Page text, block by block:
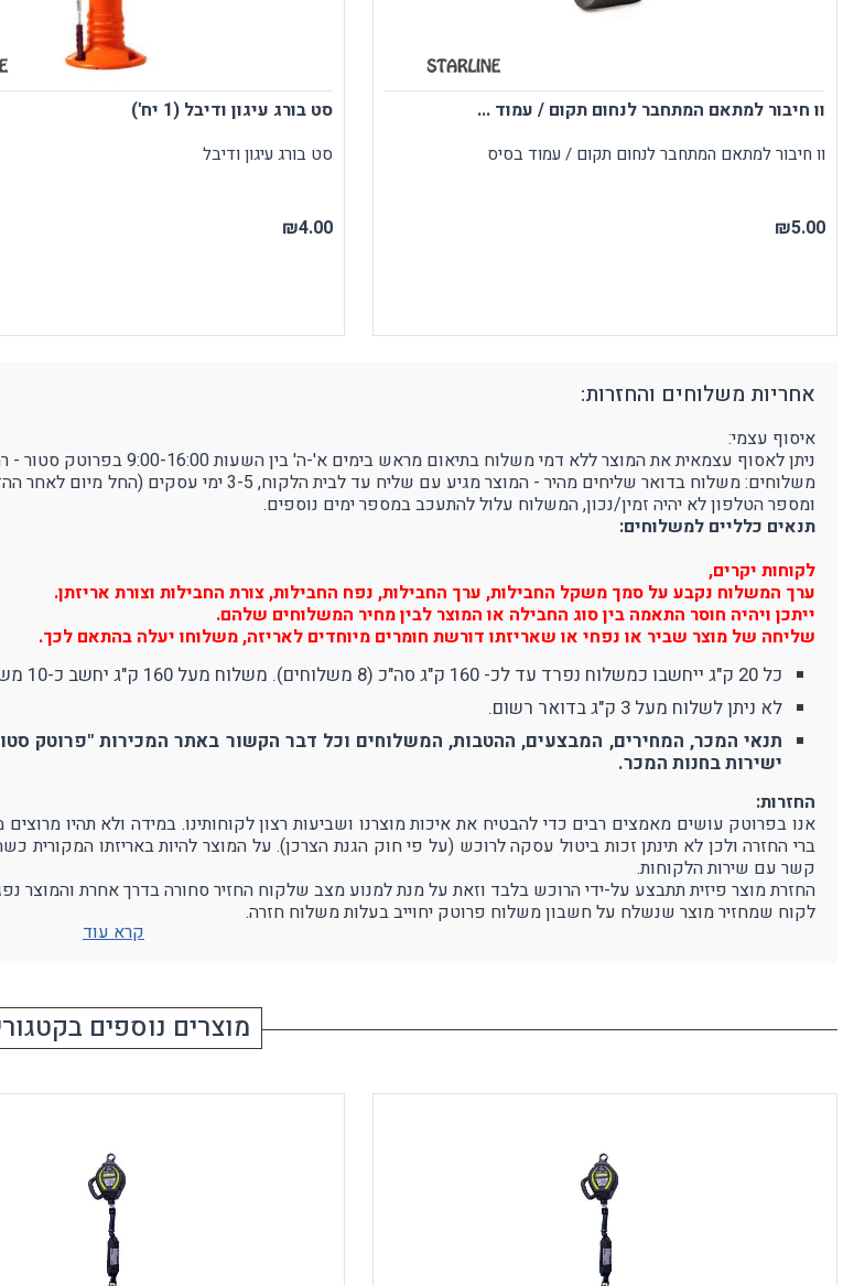
וו חיבור למתאם המתחבר לנחום תקום / עמוד ...
וו חיבור למתאם המתחבר לנחום תקום / עמוד בסיס
₪5.00
סט בורג עיגון ודיבל (1 יח')
סט בורג עיגון ודיבל
₪4.00
אחריות משלוחים והחזרות:
איסוף עצמי:
ניתן לאסוף עצמאית את המוצר ללא דמי משלוח בתיאום מראש בימים א'-ה' בין השעות 9:00-16:00 בפרוטק סטור - רחוב הדגן 9 אזור התעשייה עמק שרה - באר שבע.
משלוחים: משלוח בדואר שליחים מהיר - המוצר מגיע עם שליח עד לבית הלקוח, 3-5 ימי עסקים (החל מיום לאחר ההזמנה).
ומספר הטלפון לא יהיה זמין/נכון, המשלוח עלול להתעכב במספר ימים נוספים.
תנאים כלליים למשלוחים:
לקוחות יקרים,
ערך המשלוח נקבע על סמך משקל החבילות, ערך החבילות, נפח החבילות, צורת החבילות וצורת אריזתן.
ייתכן ויהיה חוסר התאמה בין סוג החבילה או המוצר לבין מחיר המשלוחים שלהם.
שליחה של מוצר שביר או נפחי או שאריזתו דורשת חומרים מיוחדים לאריזה, משלוחו יעלה בהתאם לכך.
כל 20 ק"ג ייחשבו כמשלוח נפרד עד לכ- 160 ק"ג סה"כ (8 משלוחים). משלוח מעל 160 ק"ג יחשב כ-10 משלוחים (380 ₪).
לא ניתן לשלוח מעל 3 ק"ג בדואר רשום.
תנאי המכר, המחירים, המבצעים, ההטבות, המשלוחים וכל דבר הקשור באתר המכירות "פרוטק
ישירות בחנות המכר.
החזרות:
ברי החזרה ולכן לא תינתן זכות ביטול עסקה לרוכש (על פי חוק הגנת הצרכן). על המוצר להיות באריזתו
קשר עם שירות הלקוחות.
החזרת מוצר פיזית תתבצע על-ידי הרוכש בלבד וזאת על מנת למנוע מצב שלקוח החזיר סחורה בדרך אחרת והמוצר
לקוח שמחזיר מוצר שנשלח על חשבון משלוח פרוטק יחוייב בעלות משלוח חזרה.
קרא עוד
מוצרים נוספים